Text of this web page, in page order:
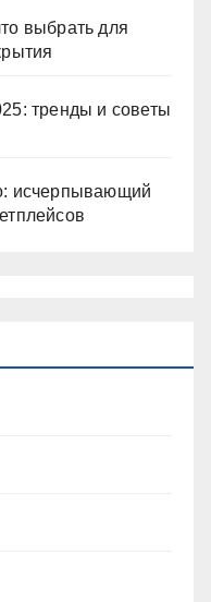
выбрать для
тренды и советы
исчерпывающий